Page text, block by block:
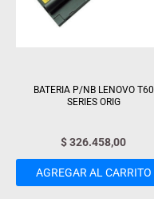
BATERIA P/NB LENOVO T60
SERIES ORIG
$326.458,00
AGREGAR AL CARRITO